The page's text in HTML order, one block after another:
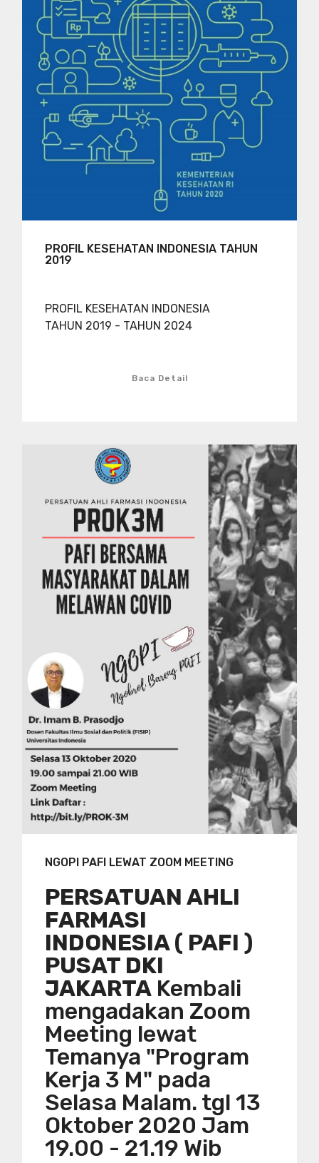
PROFIL KESEHATAN INDONESIA TAHUN
2019
PROFIL KESEHATAN INDONESIA
TAHUN 2019 - TAHUN 2024
Baca Detail
NGOPI PAFI LEWAT ZOOM MEETING
PERSATUAN AHLI
FARMASI
INDONESIA ( PAFI )
PUSAT DKI
JAKARTA Kembali
mengadakan Zoom
Meeting lewat
Temanya "Program
Kerja 3 M" pada
Selasa Malam. tgl 13
Oktober 2020 Jam
19.00 - 21.19 Wib